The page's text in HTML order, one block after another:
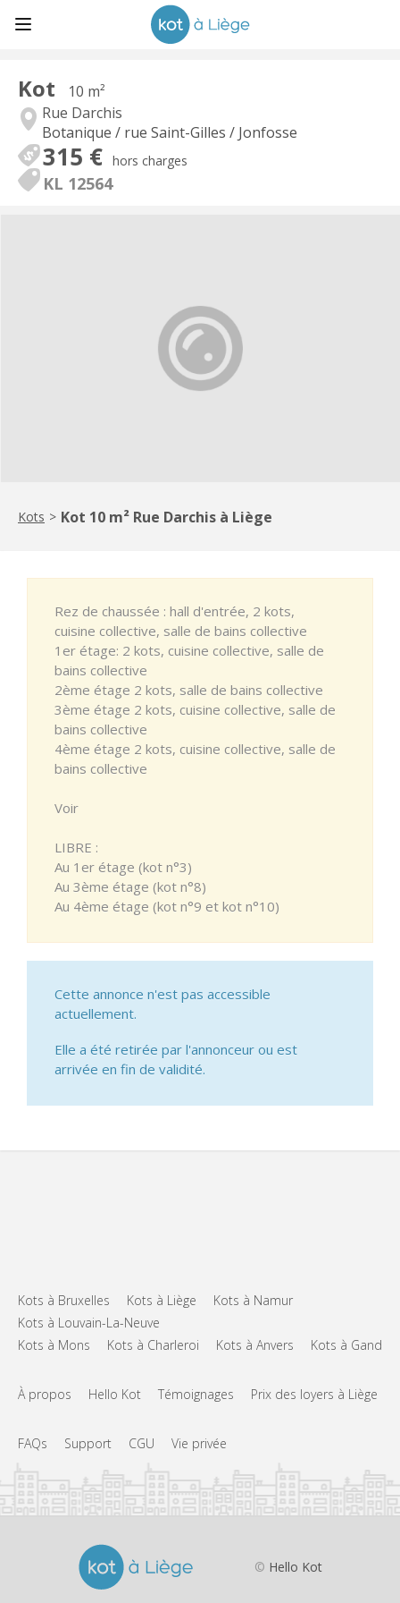
Kot
10 m²
Rue Darchis
Botanique / rue Saint-Gilles / Jonfosse
315 € hors charges
KL 12564
Kots > Kot 10 m² Rue Darchis à Liège
Rez de chaussée : hall d'entrée, 2 kots,
cuisine collective, salle de bains collective
1er étage: 2 kots, cuisine collective, salle de
bains collective
2ème étage 2 kots, salle de bains collective
3ème étage 2 kots, cuisine collective, salle de
bains collective
4ème étage 2 kots, cuisine collective, salle de
bains collective
Voir
LIBRE :
Au 1er étage (kot n°3)
Au 3ème étage (kot n°8)
Au 4ème étage (kot n°9 et kot n°10)
Cette annonce n'est pas accessible
actuellement.
Elle a été retirée par l'annonceur ou est
arrivée en fin de validité.
Kots à Bruxelles Kots à Liège
Kots à Namur
Kots à Louvain-La-Neuve
Kots à Mons
Kots à Charleroi Kots à Anvers Kots à Gand
À propos Hello Kot Témoignages Prix des loyers à Liège
FAQs Support CGU Vie privée
© Hello Kot